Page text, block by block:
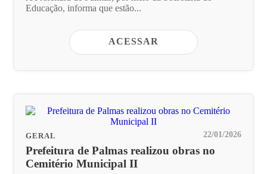
Educação, informa que estão...
ACESSAR
GERAL 22/01/2026
Prefeitura de Palmas realizou obras no
Cemitério Municipal II